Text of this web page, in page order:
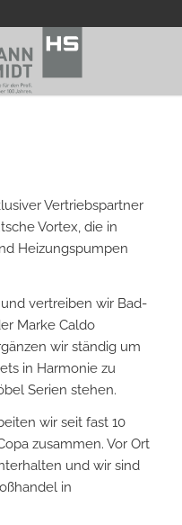
Vertriebspartner
Vortex, die in
Heizungspumpen
vertreiben wir Bad-
Marke Caldo
wir ständig um
in Harmonie zu
Serien stehen.
wir seit fast 10
zusammen. Vor Ort
und wir sind
in